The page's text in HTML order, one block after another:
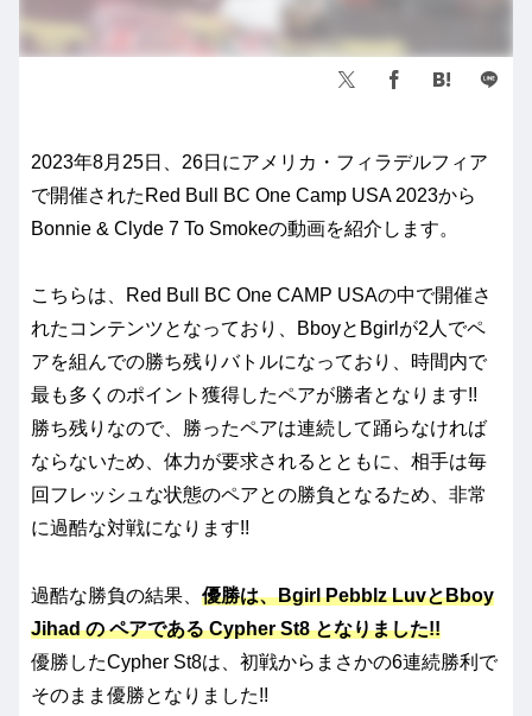
2023年8月25日、26日にアメリカ・フィラデルフィア
で開催されたRed Bull BC One Camp USA 2023から
Bonnie & Clyde 7 To Smokeの動画を紹介します。
こちらは、Red Bull BC One CAMP USAの中で開催さ
れたコンテンツとなっており、BboyとBgirlが2人でペ
アを組んでの勝ち残りバトルになっており、時間内で
最も多くのポイント獲得したペアが勝者となります!!
勝ち残りなので、勝ったペアは連続して踊らなければ
ならないため、体力が要求されるとともに、相手は毎
回フレッシュな状態のペアとの勝負となるため、非常
に過酷な対戦になります!!
過酷な勝負の結果、 優勝は、Bgirl Pebblz LuvとBboy
Jihad のペアであるCypher St8 となりました!!
優勝したCypher St8は、初戦からまさかの6連続勝利で
そのまま優勝となりました!!